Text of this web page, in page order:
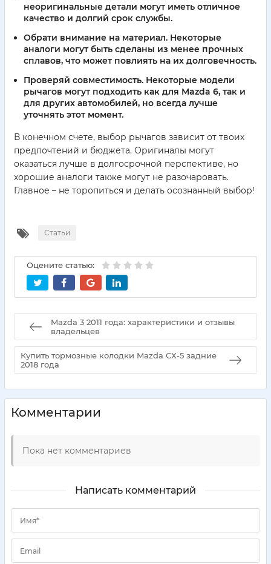
неоригинальные детали могут иметь отличное
качество и долгий срок службы.
Обрати внимание на материал. Некоторые
аналоги могут быть сделаны из менее прочных
сплавов, что может повлиять на их долговечность.
Проверяй совместимость. Некоторые модели
рычагов могут подходить как для Mazda 6, так и
для других автомобилей, но всегда лучше
уточнять этот момент.
В конечном счете, выбор рычагов зависит от твоих
предпочтений и бюджета. Оригиналы могут
оказаться лучше в долгосрочной перспективе, но
хорошие аналоги также могут не разочаровать.
Главное – не торопиться и делать осознанный выбор!
Статьи
Оцените статью:
Mazda 3 2011 года: характеристики и отзывы
владельцев
Купить тормозные колодки Mazda CX-5 задние
2018 года
Комментарии
Пока нет комментариев
Написать комментарий
Имя*
Email